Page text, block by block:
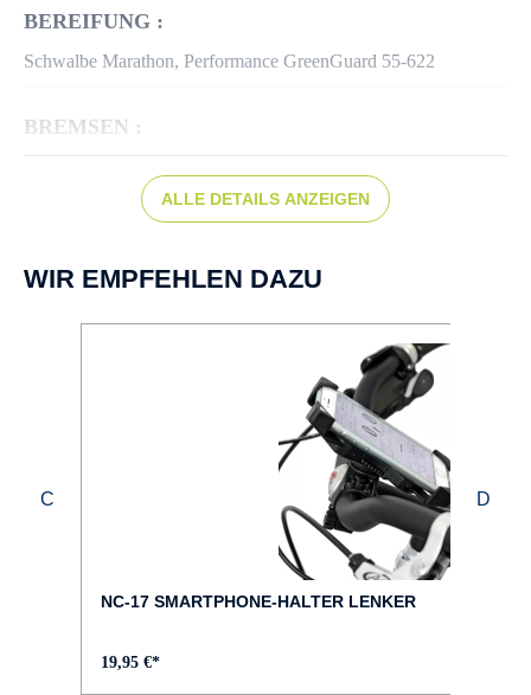
BEREIFUNG :
Schwalbe Marathon, Performance GreenGuard 55-622
BREMSEN :
vorne: 180 mm, hinten: 180 mm
FARBE :
ALLE DETAILS ANZEIGEN
WIR EMPFEHLEN DAZU
NC-17 SMARTPHONE-HALTER LENKER
19,95 €*